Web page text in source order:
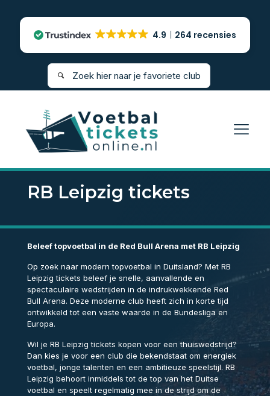
4.9 264 recensies
RB Leipzig tickets
Beleef topvoetbal in de Red Bull Arena met RB Leipzig
Op zoek naar modern topvoetbal in Duitsland? Met RB
Leipzig tickets beleef je snelle, aanvallende en
spectaculaire wedstrijden in de indrukwekkende Red
Bull Arena. Deze moderne club heeft zich in korte tijd
ontwikkeld tot een vaste waarde in de Bundesliga en
Europa.
Wil je RB Leipzig tickets kopen voor een thuiswedstrijd?
Dan kies je voor een club die bekendstaat om energiek
voetbal, jonge talenten en een ambitieuze speelstijl. RB
Leipzig behoort inmiddels tot de top van het Duitse
voetbal en speelt regelmatig mee in de strijd om de